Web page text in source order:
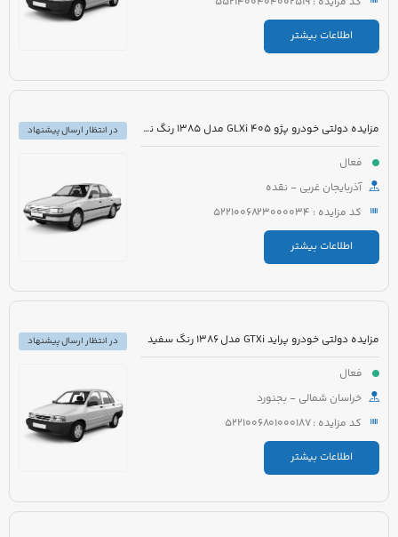
اطلاعات بیشتر
مزایده دولتی خودرو پژو 405 GLXi مدل 1385 رنگ نقره ای
فعال
آذربایجان غربی - نقده
کد مزایده : 5221006823000034
اطلاعات بیشتر
در انتظار ارسال پیشنهاد
مزایده دولتی خودرو پراید GTXi مدل 1386 رنگ سفید
فعال
خراسان شمالی - بجنورد
کد مزایده : 5221006801000187
اطلاعات بیشتر
در انتظار ارسال پیشنهاد